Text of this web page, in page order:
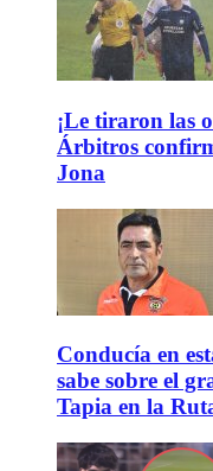
¡Le tiraron las
Árbitros
Jona
Conducía en
sabe sobre el
Tapia en la